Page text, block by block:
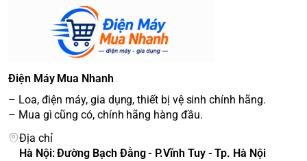
Điện Máy Mua Nhanh
– Loa, điện máy, gia dụng, thiết bị vệ sinh chính hãng.
– Mua gì cũng có, chính hãng hàng đầu.
Địa chỉ
Hà Nội: Đường Bạch Đằng - P.Vĩnh Tuy - Tp. Hà Nội